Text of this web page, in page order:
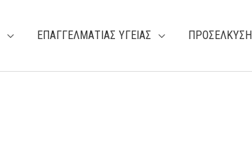
ΕΠΑΓΓΕΛΜΑΤΙΑΣ ΥΓΕΙΑΣ ΠΡΟΣΕΛΚΥΣΗ